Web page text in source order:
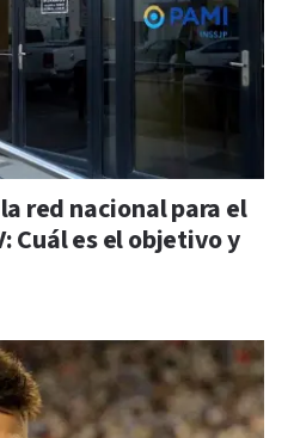
red nacional para el
Cuál es el objetivo y